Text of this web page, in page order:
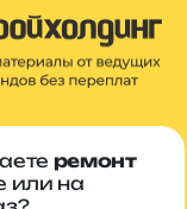
ремонт
или на